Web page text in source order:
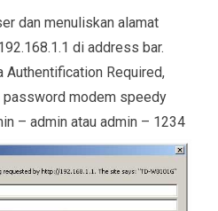
dan menuliskan alamat
di address bar.
Authentification Required,
password modem speedy
– admin atau admin – 1234